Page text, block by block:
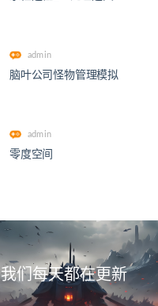
admin
脑叶公司怪物管理模拟
admin
零度空间
我们每天都在更新